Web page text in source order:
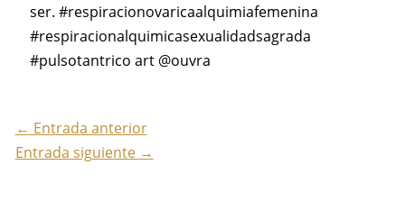
ser. #respiracionovaricaalquimiafemenina
#respiracionalquimicasexualidadsagrada
#pulsotantrico art @ouvra
← Entrada anterior
Entrada siguiente →